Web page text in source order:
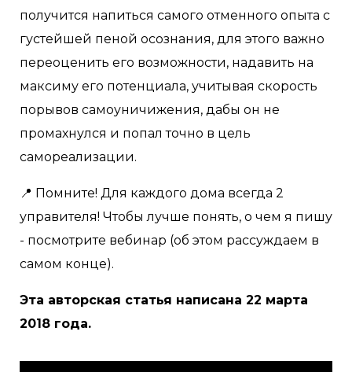
получится напиться самого отменного опыта с
густейшей пеной осознания, для этого важно
переоценить его возможности, надавить на
максиму его потенциала, учитывая скорость
порывов самоуничижения, дабы он не
промахнулся и попал точно в цель
самореализации.
📍 Помните! Для каждого дома всегда 2
управителя! Чтобы лучше понять, о чем я пишу
- посмотрите вебинар (об этом рассуждаем в
самом конце).
Эта авторская статья написана 22 марта
2018 года.